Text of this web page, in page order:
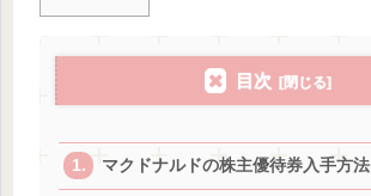
目次
マクドナルドの株主優待券入手方法